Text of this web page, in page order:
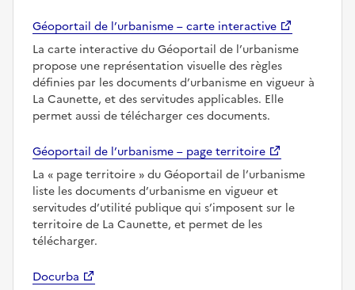
Géoportail de l’urbanisme – carte interactive
La carte interactive du Géoportail de l’urbanisme
propose une représentation visuelle des règles
définies par les documents d’urbanisme en vigueur à
La Caunette, et des servitudes applicables. Elle
permet aussi de télécharger ces documents.
Géoportail de l’urbanisme – page territoire
La
page territoire
du Géoportail de l’urbanisme
liste les documents d’urbanisme en vigueur et
servitudes d’utilité publique qui s’imposent sur le
territoire de La Caunette, et permet de les
télécharger.
Docurba